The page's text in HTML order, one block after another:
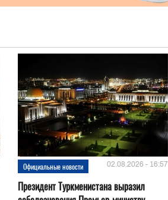
Официальные новости 02.08.2026 - 16:57
Президент Туркменистана выразил